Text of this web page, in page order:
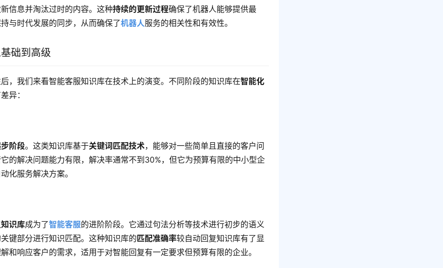
信息并淘汰过时的内容。这种持续的更新过程确保了机器人能够提供最
与时代发展的同步，从而确保了机器人服务的相关性和有效性。
础到高级
，我们来看智能客服知识库在技术上的演变。不同阶段的知识库在智能化
异：
阶段。这类知识库基于关键词匹配技术，能够对一些简单且直接的客户问
的解决问题能力有限，解决率通常不到30%，但它为预算有限的中小型企
化服务解决方案。
识库成为了智能客服的进阶阶段。它通过句法分析等技术进行初步的语义
键部分进行知识匹配。这种知识库的匹配准确率较自动回复知识库有了显
和响应客户的需求，适用于对智能回复有一定要求但预算有限的企业。